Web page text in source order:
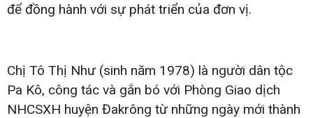
để đồng hành với sự phát triển của đơn vị.
Chị Tô Thị Như (sinh năm 1978) là người dân tộc
Pa Kô, công tác và gắn bó với Phòng Giao dịch
NHCSXH huyện Đakrông từ những ngày mới thành